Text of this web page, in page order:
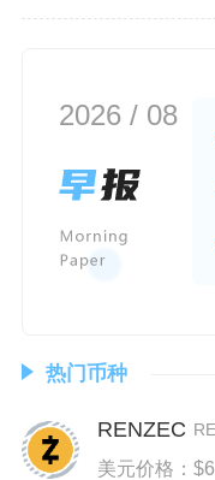
2026 / 08
热门币种
RENZEC
美元价格：